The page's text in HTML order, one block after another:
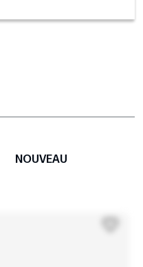
NOUVEAU